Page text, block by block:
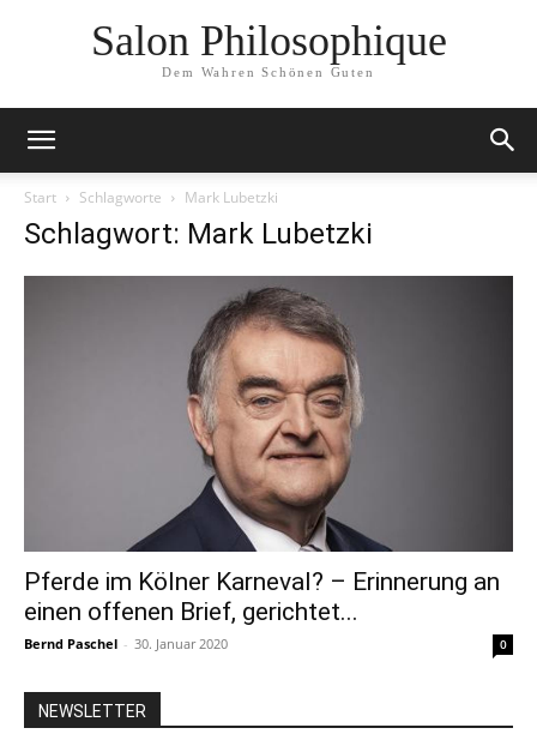
Salon Philosophique
Dem Wahren Schönen Guten
Start Schlagworte Mark Lubetzki
Schlagwort: Mark Lubetzki
Pferde im Kölner Karneval? – Erinnerung an
einen offenen Brief, gerichtet...
Bernd Paschel - 30. Januar 2020 0
NEWSLETTER